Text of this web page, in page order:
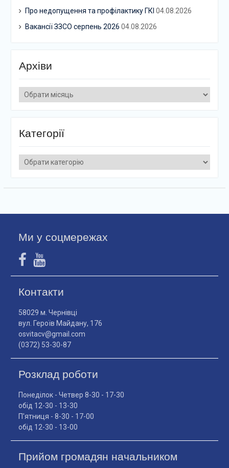
Про недопущення та профілактику ГКІ 04.08.2026
Вакансії ЗЗСО серпень 2026 04.08.2026
Архіви
Архіви
Категорії
Категорії
Ми у соцмережах
Контакти
58029 м. Чернівці
вул. Героїв Майдану, 176
osvitacv@gmail.com
(0372) 53-30-87
Розклад роботи
Понеділок - Четвер 8-30 - 17-30
обід 12-30 - 13-30
П'ятниця - 8-30 - 17-00
обід 12-30 - 13-00
Прийом громадян начальником